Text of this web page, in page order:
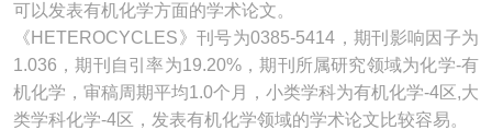
可以发表有机化学方面的学术论文。
《HETEROCYCLES》刊号为0385-5414，期刊影响因子为
1.036，期刊自引率为19.20%，期刊所属研究领域为化学-有
机化学，审稿周期平均1.0个月，小类学科为有机化学-4区,大
类学科化学-4区，发表有机化学领域的学术论文比较容易。